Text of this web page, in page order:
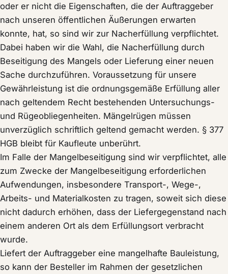
oder er nicht die Eigenschaften, die der Auftraggeber
nach unseren öffentlichen Äußerungen erwarten
konnte, hat, so sind wir zur Nacherfüllung verpflichtet.
Dabei haben wir die Wahl, die Nacherfüllung durch
Beseitigung des Mangels oder Lieferung einer neuen
Sache durchzuführen. Voraussetzung für unsere
Gewährleistung ist die ordnungsgemäße Erfüllung aller
nach geltendem Recht bestehenden Untersuchungs-
und Rügeobliegenheiten. Mängelrügen müssen
unverzüglich schriftlich geltend gemacht werden. § 377
HGB bleibt für Kaufleute unberührt.
Im Falle der Mangelbeseitigung sind wir verpflichtet, alle
zum Zwecke der Mangelbeseitigung erforderlichen
Aufwendungen, insbesondere Transport-, Wege-,
Arbeits- und Materialkosten zu tragen, soweit sich diese
nicht dadurch erhöhen, dass der Liefergegenstand nach
einem anderen Ort als dem Erfüllungsort verbracht
wurde.
Liefert der Auftraggeber eine mangelhafte Bauleistung,
so kann der Besteller im Rahmen der gesetzlichen